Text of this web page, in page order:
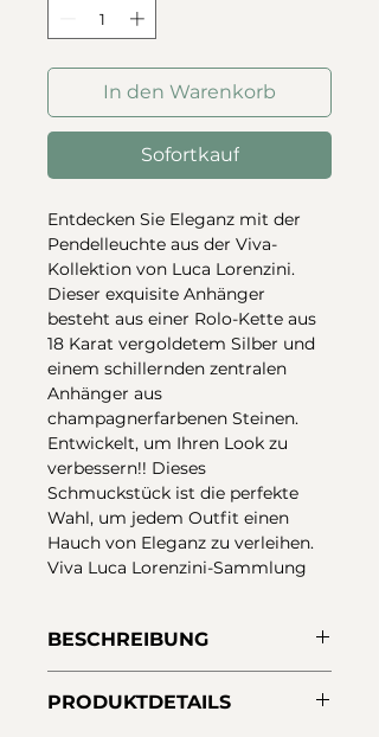
In den Warenkorb
Sofortkauf
Entdecken Sie Eleganz mit der
Pendelleuchte aus der Viva-
Kollektion von Luca Lorenzini.
Dieser exquisite Anhänger
besteht aus einer Rolo-Kette aus
18 Karat vergoldetem Silber und
einem schillernden zentralen
Anhänger aus
champagnerfarbenen Steinen.
Entwickelt, um Ihren Look zu
verbessern!! Dieses
Schmuckstück ist die perfekte
Wahl, um jedem Outfit einen
Hauch von Eleganz zu verleihen.
Viva Luca Lorenzini-Sammlung
BESCHREIBUNG
mit 18-Karat-Vergoldung. Zentrale
PRODUKTDETAILS